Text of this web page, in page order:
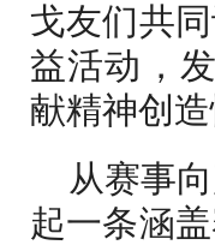
戈友们共
益活动，
献精神创
从赛事
起一条涵